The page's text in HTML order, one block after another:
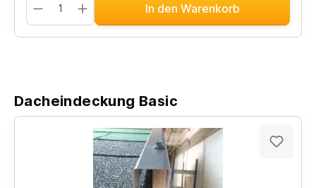
In den Warenkorb
Dacheindeckung Basic